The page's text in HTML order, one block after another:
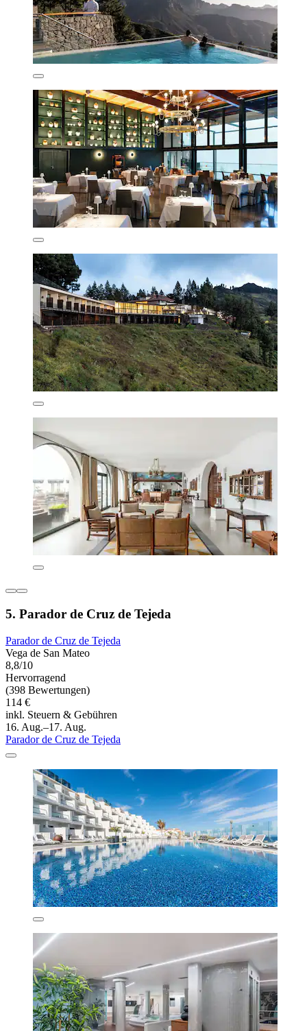
5. Parador de Cruz de Tejeda
Parador de Cruz de Tejeda
Vega de San Mateo
8,8/10
Hervorragend
(398 Bewertungen)
114 €
inkl. Steuern & Gebühren
16. Aug.–17. Aug.
Parador de Cruz de Tejeda